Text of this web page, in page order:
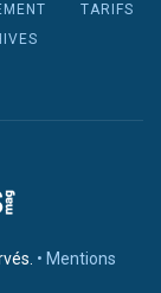
TARIFS
• Mentions